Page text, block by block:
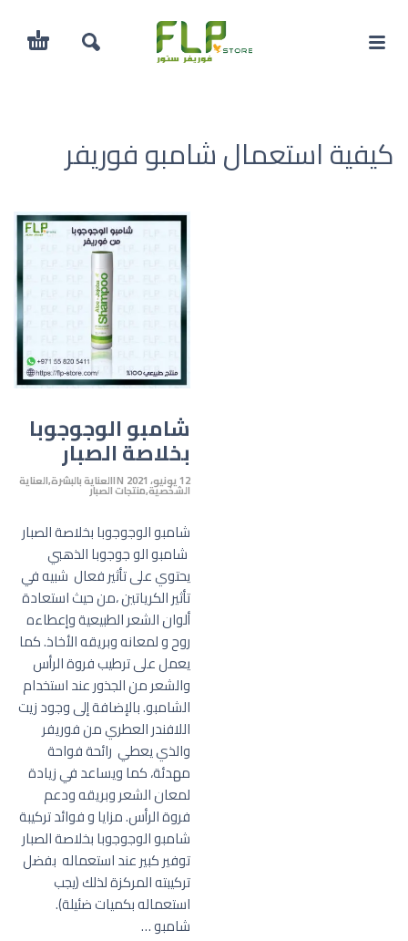
كيفية استعمال شامبو فوريفر
شامبو الوجوجوبا
بخلاصة الصبار
12 يونيو، 2021 INالعناية بالبشرة العناية
الشخصية منتجات الصبار
شامبو الوجوجوبا بخلاصة الصبار
شامبو الو جوجوبا الذهبي
يحتوي على تأثير فعال شبيه في
تأثير الكرياتين ،من حيث استعادة
ألوان الشعر الطبيعية وإعطاءه
روح و لمعانه وبريقه الأخاذ. كما
يعمل على ترطيب فروة الرأس
والشعر من الجذور عند استخدام
الشامبو. بالإضافة إلى وجود زيت
اللافندر العطري من فوريفر
والذي يعطي رائحة فواحة
مهدئة، كما ويساعد في زيادة
لمعان الشعر وبريقه ودعم
فروة الرأس. مزايا و فوائد تركيبة
شامبو الوجوجوبا بخلاصة الصبار
توفير كبير عند استعماله بفضل
تركيبته المركزة لذلك (يجب
استعماله بكميات ضئيلة).
شامبو …